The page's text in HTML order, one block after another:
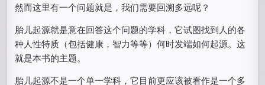
然而这里有一个问题就是，我们需要回溯多远呢？
胎儿起源就是意在回答这个问题的学科，它试图找到人的各
种人性特质（包括健康，智力等等）何时发端如何起源。这
就是本书的主题。
胎儿起源不是一个单一学科，它目前更应该被看作是一个多